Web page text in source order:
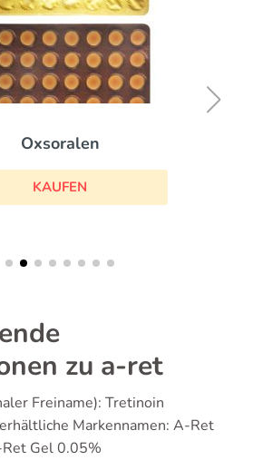
Oxsoralen
KAUFEN
zu a-ret
Freiname): Tretinoin
Markennamen: A-Ret
Gel 0.05%